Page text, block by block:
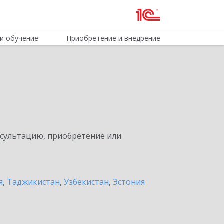
обучение Приобретение и внедрение
приобретение или
, Таджикистан, Узбекистан, Эстония